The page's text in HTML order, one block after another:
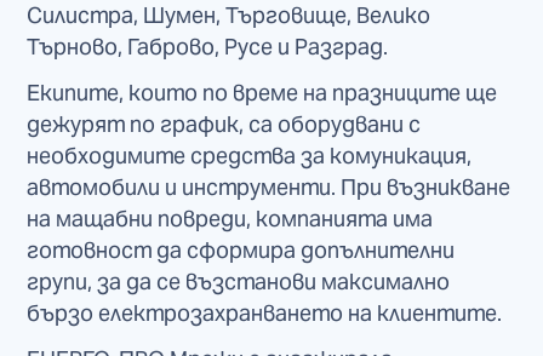
Силистра, Шумен, Търговище, Велико
Търново, Габрово, Русе и Разград.
Екипите, които по време на празниците ще
дежурят по график, са оборудвани с
необходимите средства за комуникация,
автомобили и инструменти. При възникване
на мащабни повреди, компанията има
готовност да сформира допълнителни
групи, за да се възстанови максимално
бързо електрозахранването на клиентите.